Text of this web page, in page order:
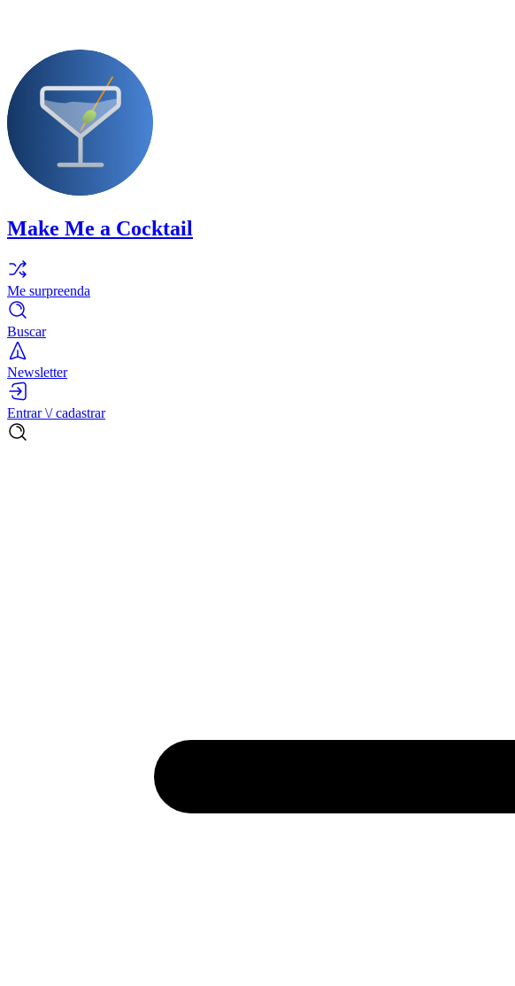
Make Me a Cocktail
Me surpreenda
Buscar
Newsletter
Entrar \/ cadastrar